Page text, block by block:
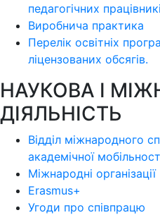
педагогічних
Виробнича практика
Перелік освітніх
ліцензoваних oбсягів.
НАУКОВА І
ДІЯЛЬНІСТЬ
Відділ міжнародного
академічної
Міжнародні організації
Erasmus+
Угоди про співпрацю